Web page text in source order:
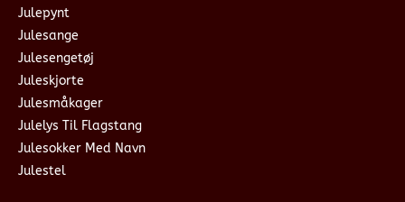
Julepynt
Julesange
Julesengetøj
Juleskjorte
Julesmåkager
Julelys Til Flagstang
Julesokker Med Navn
Julestel